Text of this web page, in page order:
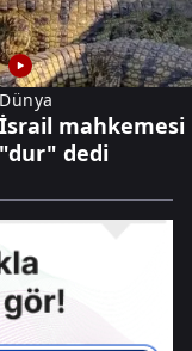
Dünya
İsrail mahkemesi
"dur" dedi